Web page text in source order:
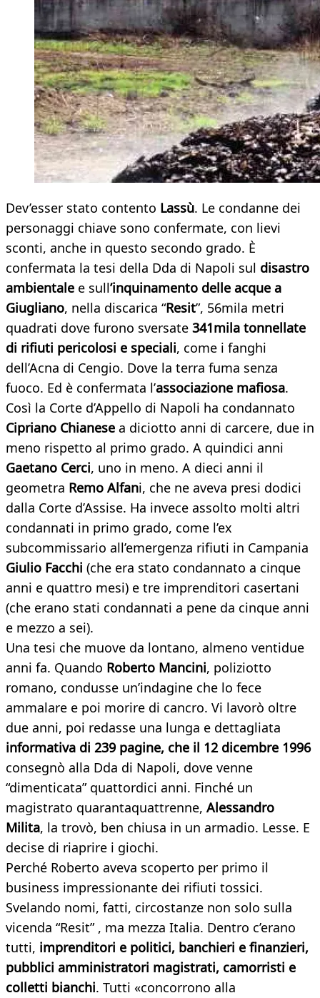
Dev’esser stato contento Lassù. Le condanne dei
personaggi chiave sono confermate, con lievi
sconti, anche in questo secondo grado. È
confermata la tesi della Dda di Napoli sul disastro
ambientale e sull’inquinamento delle acque a
Giugliano, nella discarica “Resit”, 56mila metri
quadrati dove furono sversate 341mila tonnellate
di rifiuti pericolosi e speciali, come i fanghi
dell’Acna di Cengio. Dove la terra fuma senza
fuoco. Ed è confermata l’associazione mafiosa.
Così la Corte d’Appello di Napoli ha condannato
Cipriano Chianese a diciotto anni di carcere, due in
meno rispetto al primo grado. A quindici anni
Gaetano Cerci, uno in meno. A dieci anni il
geometra Remo Alfani, che ne aveva presi dodici
dalla Corte d’Assise. Ha invece assolto molti altri
condannati in primo grado, come l’ex
subcommissario all’emergenza rifiuti in Campania
Giulio Facchi (che era stato condannato a cinque
anni e quattro mesi) e tre imprenditori casertani
(che erano stati condannati a pene da cinque anni
e mezzo a sei).
Una tesi che muove da lontano, almeno ventidue
anni fa. Quando Roberto Mancini, poliziotto
romano, condusse un’indagine che lo fece
ammalare e poi morire di cancro. Vi lavorò oltre
due anni, poi redasse una lunga e dettagliata
informativa di 239 pagine, che il 12 dicembre 1996
consegnò alla Dda di Napoli, dove venne
“dimenticata” quattordici anni. Finché un
magistrato quarantaquattrenne, Alessandro
Milita, la trovò, ben chiusa in un armadio. Lesse. E
decise di riaprire i giochi.
Perché Roberto aveva scoperto per primo il
business impressionante dei rifiuti tossici.
Svelando nomi, fatti, circostanze non solo sulla
vicenda “Resit” , ma mezza Italia. Dentro c’erano
tutti, imprenditori e politici, banchieri e finanzieri,
pubblici amministratori magistrati, camorristi e
colletti bianchi. Tutti «concorrono alla